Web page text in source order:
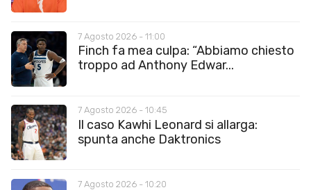
7 Agosto 2026 - 11:00
Finch fa mea culpa: “Abbiamo chiesto
troppo ad Anthony Edwar...
7 Agosto 2026 - 10:45
Il caso Kawhi Leonard si allarga:
spunta anche Daktronics
7 Agosto 2026 - 10:20